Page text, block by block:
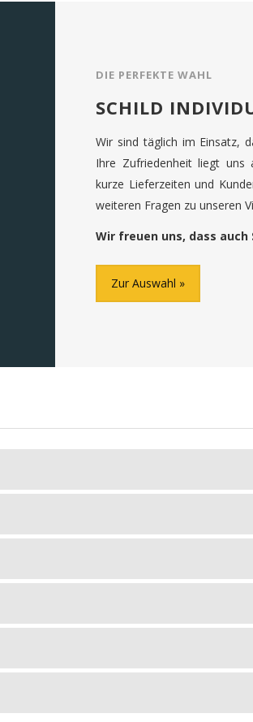
DIE PERFEKTE WAHL
SCHILD
Wir sind täglich im Einsatz,
Ihre Zufriedenheit liegt uns
kurze Lieferzeiten und
weiteren Fragen zu unseren
Wir freuen uns, dass auch
Zur Auswahl